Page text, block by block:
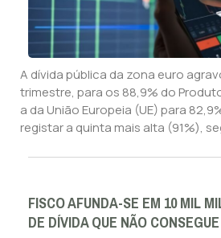
A dívida pública da zona euro
trimestre, para os 88,9% do
a da União Europeia (UE) para
registar a quinta mais alta (91%),
FISCO AFUNDA-SE EM 10 MIL
DE DÍVIDA QUE NÃO